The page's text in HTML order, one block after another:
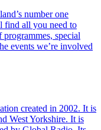
number one
find all you need to
special
events we’re involved
created in 2002. It is
West Yorkshire. It is